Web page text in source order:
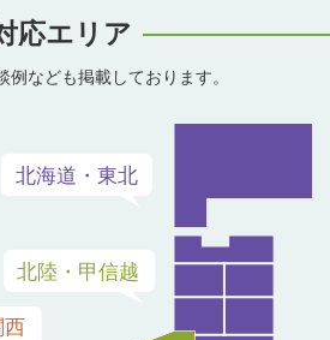
応エリア
例なども掲載しております。